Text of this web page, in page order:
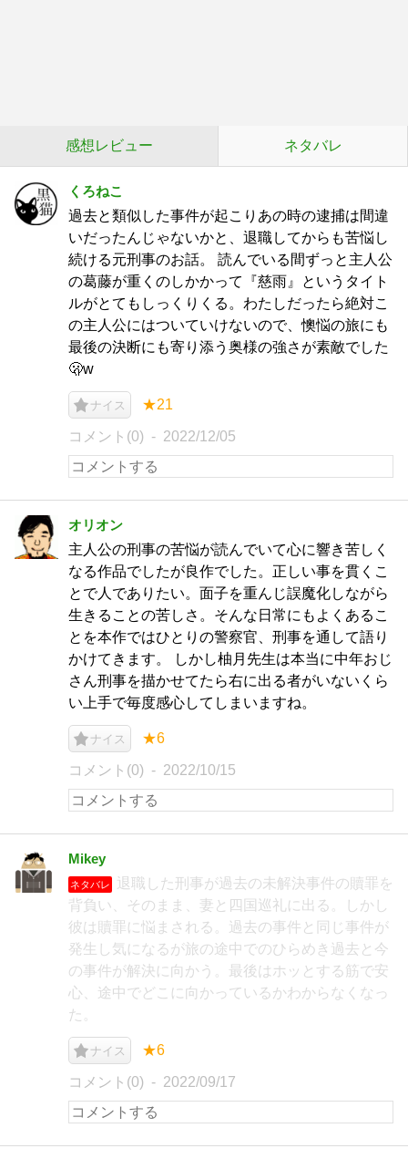
感想レビュー ネタバレ
くろねこ
過去と類似した事件が起こりあの時の逮捕は間違
いだったんじゃないかと、退職してからも苦悩し
続ける元刑事のお話。 読んでいる間ずっと主人公
の葛藤が重くのしかかって『慈雨』というタイト
ルがとてもしっくりくる。わたしだったら絶対こ
の主人公にはついていけないので、懊悩の旅にも
最後の決断にも寄り添う奥様の強さが素敵でした
🫢w
ナイス ★21
コメント(0) 2022/12/05
オリオン
主人公の刑事の苦悩が読んでいて心に響き苦しく
なる作品でしたが良作でした。正しい事を貫くこ
とで人でありたい。面子を重んじ誤魔化しながら
生きることの苦しさ。そんな日常にもよくあるこ
とを本作ではひとりの警察官、刑事を通して語り
かけてきます。 しかし柚月先生は本当に中年おじ
さん刑事を描かせてたら右に出る者がいないくら
い上手で毎度感心してしまいますね。
ナイス ★6
コメント(0) 2022/10/15
Mikey
ネタバレ
退職した刑事が過去の未解決事件の贖罪を
背負い、そのまま、妻と四国巡礼に出る。しかし
彼は贖罪に悩まされる。過去の事件と同じ事件が
発生し気になるが旅の途中でのひらめき過去と今
の事件が解決に向かう。最後はホッとする筋で安
心、途中でどこに向かっているかわからなくなっ
た。
ナイス ★6
コメント(0) 2022/09/17